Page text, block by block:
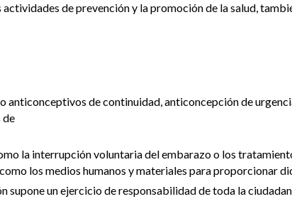
de prevención y la promoción de la salud,
anticonceptivos de continuidad, anticoncepción de
de
la interrupción voluntaria del embarazo o los
los medios humanos y materiales para proporcionar
supone un ejercicio de responsabilidad de toda la